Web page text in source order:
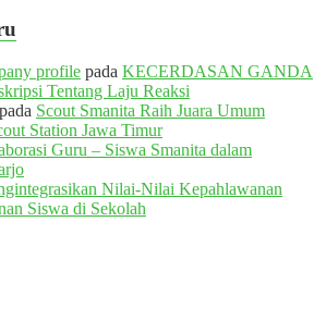
profile pada KECERDASAN GANDA
Tentang Laju Reaksi
pada Scout Smanita Raih Juara Umum
Station Jawa Timur
Guru – Siswa Smanita dalam
Nilai-Nilai Kepahlawanan
Siswa di Sekolah